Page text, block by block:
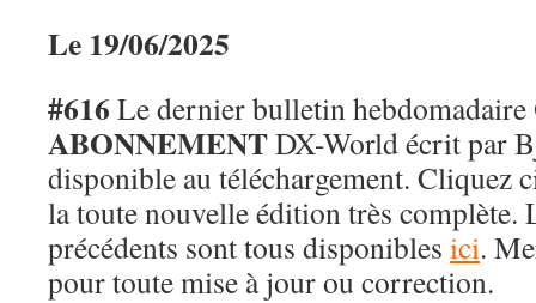
Le 19/06/2025
#616 Le dernier bulletin hebdomadaire
ABONNEMENTDX-World écrit par
disponible au téléchargement. Cliquez
la toute nouvelle édition très complète.
précédents sont tous disponibles ici.
pour toute mise à jour ou correction.